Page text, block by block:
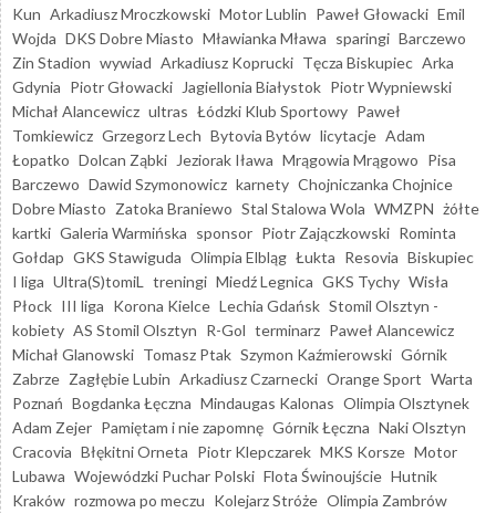
Kun Arkadiusz Mroczkowski Motor Lublin Paweł Głowacki Emil
Wojda DKS Dobre Miasto Mławianka Mława sparingi Barczewo
Zin Stadion wywiad Arkadiusz Koprucki Tęcza Biskupiec Arka
Gdynia Piotr Głowacki Jagiellonia Białystok Piotr Wypniewski
Michał Alancewicz ultras Łódzki Klub Sportowy Paweł
Tomkiewicz Grzegorz Lech Bytovia Bytów licytacje Adam
Łopatko Dolcan Ząbki Jeziorak Iława Mrągowia Mrągowo Pisa
Barczewo Dawid Szymonowicz karnety Chojniczanka Chojnice
Dobre Miasto Zatoka Braniewo Stal Stalowa Wola WMZPN żółte
kartki Galeria Warmińska sponsor Piotr Zajączkowski Rominta
Gołdap GKS Stawiguda Olimpia Elbląg Łukta Resovia Biskupiec
I liga Ultra(S)tomiL treningi Miedź Legnica GKS Tychy Wisła
Płock III liga Korona Kielce Lechia Gdańsk Stomil Olsztyn -
kobiety AS Stomil Olsztyn R-Gol terminarz Paweł Alancewicz
Michał Glanowski Tomasz Ptak Szymon Kaźmierowski Górnik
Zabrze Zagłębie Lubin Arkadiusz Czarnecki Orange Sport Warta
Poznań Bogdanka Łęczna Mindaugas Kalonas Olimpia Olsztynek
Adam Zejer Pamiętam i nie zapomnę Górnik Łęczna Naki Olsztyn
Cracovia Błękitni Orneta Piotr Klepczarek MKS Korsze Motor
Lubawa Wojewódzki Puchar Polski Flota Świnoujście Hutnik
Kraków rozmowa po meczu Kolejarz Stróże Olimpia Zambrów